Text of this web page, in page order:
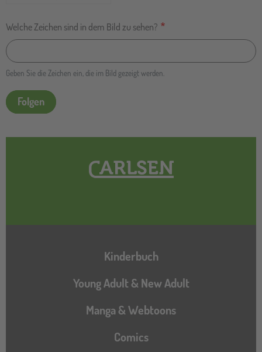
Welche Zeichen sind in dem Bild zu sehen?
Geben Sie die Zeichen ein, die im Bild gezeigt werden.
Folgen
Hauptnavigation
Kinderbuch
Young Adult & New Adult
Manga & Webtoons
Comics